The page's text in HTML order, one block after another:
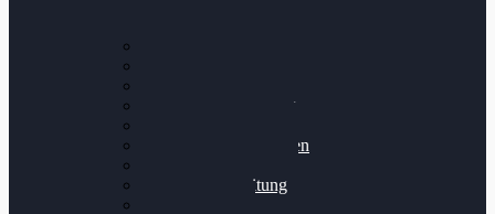
Getriebeoptimierung
Bremsscheiben planen
Felgenaufbereitung